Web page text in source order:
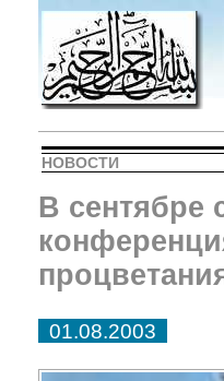
НОВОСТИ
В сентябре
01.08.2003